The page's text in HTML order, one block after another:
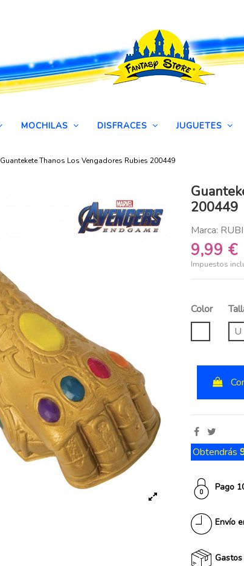
MOCHILAS DISFRACES JUGUETES
Guantekete Thanos Los Vengadores Rubies 200449
200449
Marca:
9,99 €
Impuestos
Color
U
Obtendrás
Pago
Envío